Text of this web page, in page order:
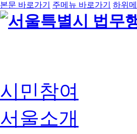
본문 바로가기 주메뉴 바로가기 하위
시민참여
서울소개